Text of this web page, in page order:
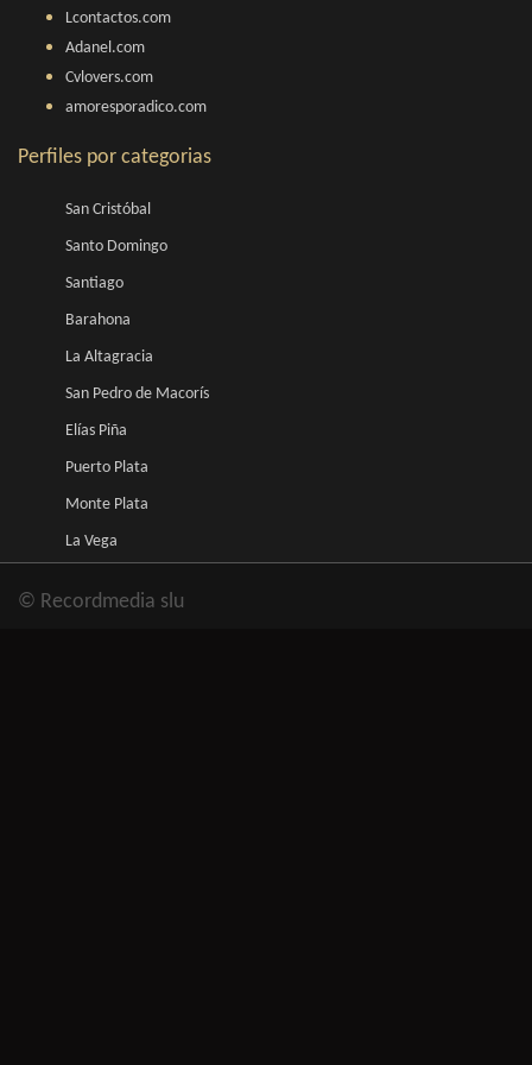
Lcontactos.com
Adanel.com
Cvlovers.com
amoresporadico.com
Perfiles por categorias
San Cristóbal
Santo Domingo
Santiago
Barahona
La Altagracia
San Pedro de Macorís
Elías Piña
Puerto Plata
Monte Plata
La Vega
© Recordmedia slu